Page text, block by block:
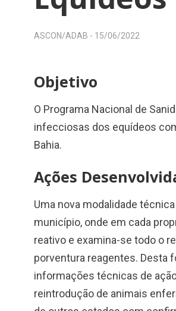
ASCON/ADAB - 15/06/2022
Objetivo
O Programa Nacional de
infecciosas dos equídeos
Bahia.
Ações
Uma nova modalidade
município, onde em cada
reativo e examina-se todo o
porventura reagentes. Desta
informações técnicas de
reintrodução de animais